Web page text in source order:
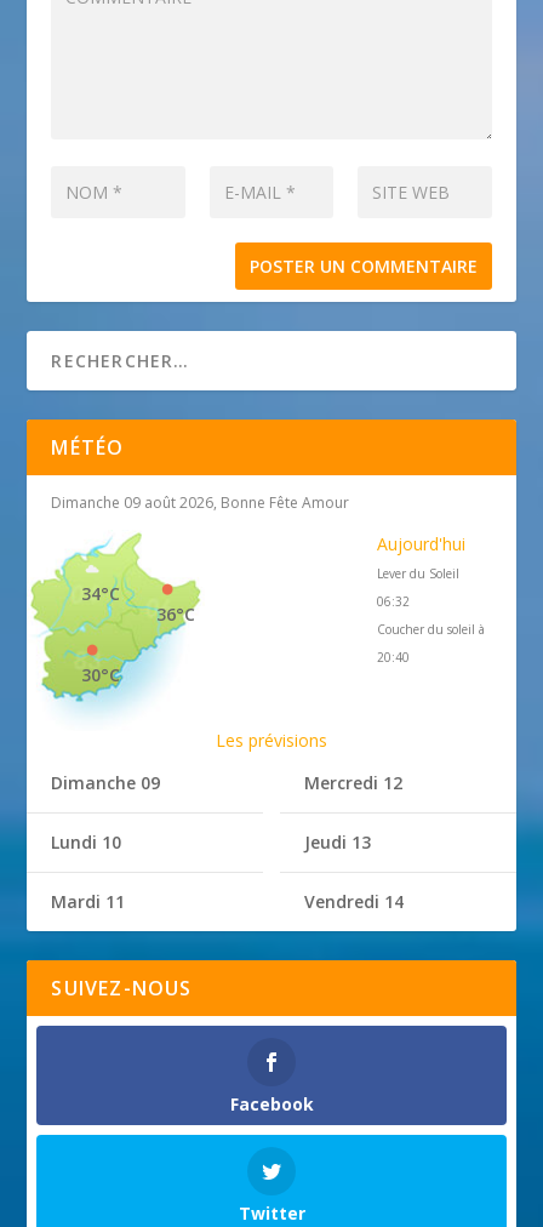
MÉTÉO
Dimanche 09 août 2026, Bonne Fête Amour
36°C
34°C
30°C
Aujourd'hui
Lever du Soleil
06:32
Coucher du soleil à
20:40
Les prévisions
Dimanche 09
Lundi 10
Mardi 11
Mercredi 12
Jeudi 13
Vendredi 14
SUIVEZ-NOUS
Facebook
Twitter